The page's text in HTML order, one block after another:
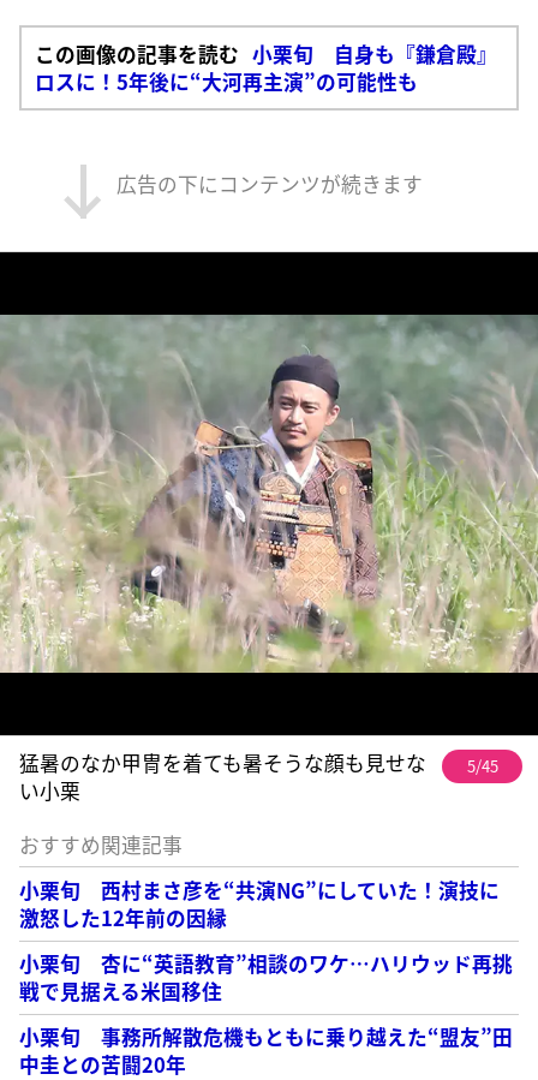
この画像の記事を読む 小栗旬 自身も『鎌倉殿』
ロスに！5年後に“大河再主演”の可能性も
広告の下にコンテンツが続きます
猛暑のなか甲冑を着ても暑そうな顔も見せな
い小栗
5/45
おすすめ関連記事
小栗旬 西村まさ彦を“共演NG”にしていた！演技に
激怒した12年前の因縁
小栗旬 杏に“英語教育”相談のワケ…ハリウッド再挑
戦で見据える米国移住
小栗旬 事務所解散危機もともに乗り越えた“盟友”田
中圭との苦闘20年